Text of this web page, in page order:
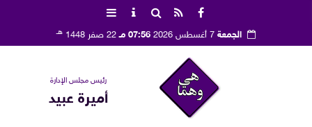
الجمعة 07:56 مـ 22 صفر 1448 هـ
رئيس مجلس الإدارة
أميرة عبيد